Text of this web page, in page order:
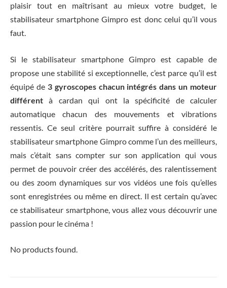
plaisir tout en maîtrisant au mieux votre budget, le
stabilisateur smartphone Gimpro est donc celui qu’il vous
faut.
Si le stabilisateur smartphone Gimpro est capable de
propose une stabilité si exceptionnelle, c’est parce qu’il est
équipé de 3 gyroscopes chacun intégrés dans un moteur
différent à cardan qui ont la spécificité de calculer
automatique chacun des mouvements et vibrations
ressentis. Ce seul critère pourrait suffire à considéré le
stabilisateur smartphone Gimpro comme l’un des meilleurs,
mais c’était sans compter sur son application qui vous
permet de pouvoir créer des accélérés, des ralentissement
ou des zoom dynamiques sur vos vidéos une fois qu’elles
sont enregistrées ou même en direct. Il est certain qu’avec
ce stabilisateur smartphone, vous allez vous découvrir une
passion pour le cinéma !
No products found.